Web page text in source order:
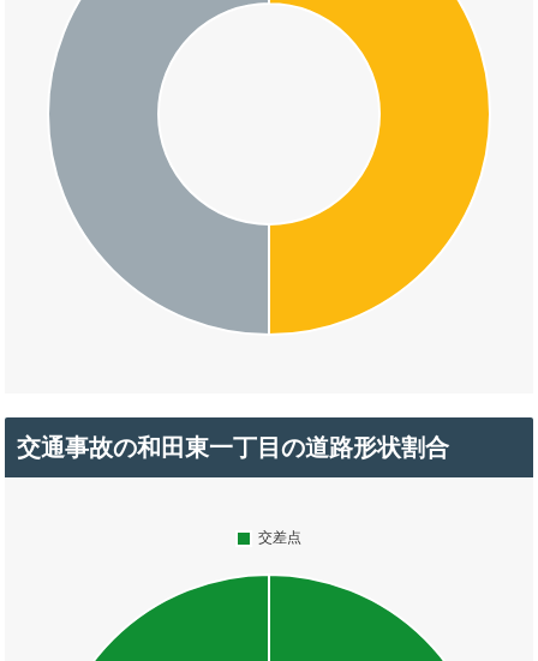
交通事故の和田東一丁目の道路形状割合